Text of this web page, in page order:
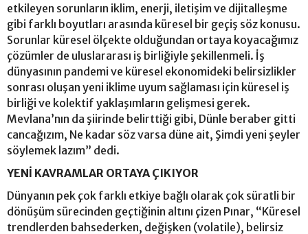
etkileyen sorunların iklim, enerji, iletişim ve dijitalleşme
gibi farklı boyutları arasında küresel bir geçiş söz konusu.
Sorunlar küresel ölçekte olduğundan ortaya koyacağımız
çözümler de uluslararası iş birliğiyle şekillenmeli. İş
dünyasının pandemi ve küresel ekonomideki belirsizlikler
sonrası oluşan yeni iklime uyum sağlaması için küresel iş
birliği ve kolektif yaklaşımların gelişmesi gerek.
Mevlana’nın da şiirinde belirttiği gibi, Dünle beraber gitti
cancağızım, Ne kadar söz varsa düne ait, Şimdi yeni şeyler
söylemek lazım” dedi.
YENİ KAVRAMLAR ORTAYA ÇIKIYOR
Dünyanın pek çok farklı etkiye bağlı olarak çok süratli bir
dönüşüm sürecinden geçtiğinin altını çizen Pınar, “Küresel
trendlerden bahsederken, değişken (volatile), belirsiz